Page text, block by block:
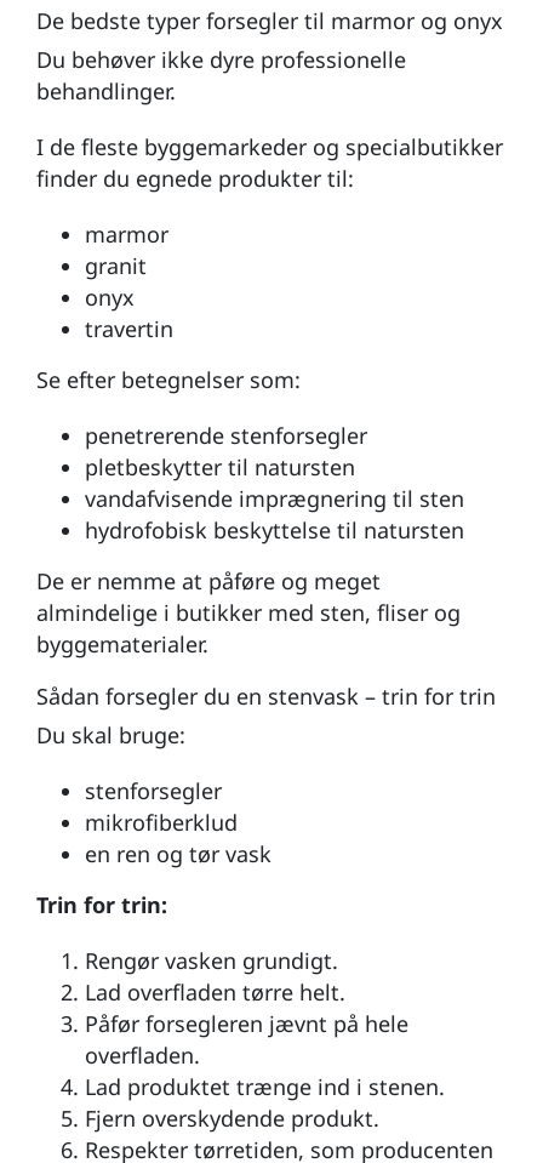
De bedste typer forsegler til marmor og onyx
Du behøver ikke dyre professionelle
behandlinger.
I de fleste byggemarkeder og specialbutikker
finder du egnede produkter til:
marmor
granit
onyx
travertin
Se efter betegnelser som:
penetrerende stenforsegler
pletbeskytter til natursten
vandafvisende imprægnering til sten
hydrofobisk beskyttelse til natursten
De er nemme at påføre og meget
almindelige i butikker med sten, fliser og
byggematerialer.
Sådan forsegler du en stenvask – trin for trin
Du skal bruge:
stenforsegler
mikrofiberklud
en ren og tør vask
Trin for trin:
Rengør vasken grundigt.
Lad overfladen tørre helt.
Påfør forsegleren jævnt på hele
overfladen.
Lad produktet trænge ind i stenen.
Fjern overskydende produkt.
Respekter tørretiden, som producenten